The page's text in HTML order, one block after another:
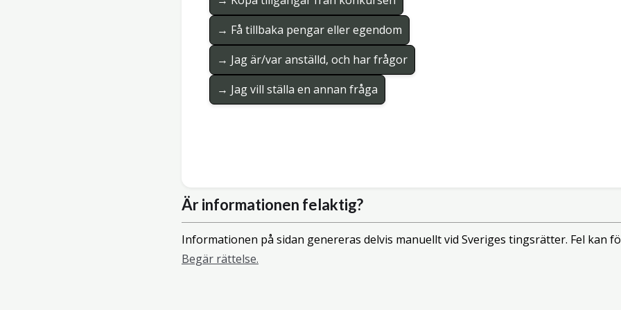
→ Få tillbaka pengar eller egendom
→ Jag är/var anställd, och har frågor
→ Jag vill ställa en annan fråga
Är informationen felaktig?
Informationen på sidan genereras delvis manuellt vid Sveriges tingsrätter. Fel kan
Begär rättelse.